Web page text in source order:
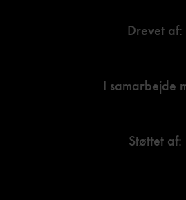
Drevet af:
I samarbejde
Støttet af: